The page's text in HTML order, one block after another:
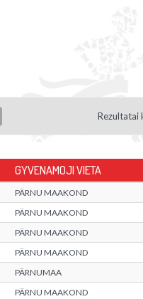
Rezultatai
GYVENAMOJI VIETA
PÄRNU MAAKOND
PÄRNU MAAKOND
PÄRNU MAAKOND
PÄRNU MAAKOND
PÄRNUMAA
PÄRNU MAAKOND